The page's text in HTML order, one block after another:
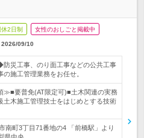
2日制 女性のおしごと掲載中
2026/09/10
防災工事、のり面工事などの公共工事
施工管理業務をお任せ。
≫■要普免(AT限定可)■土木関連の実務
木施工管理技士をはじめとする技術
南町3丁目71番地の4 「前橋駅」より